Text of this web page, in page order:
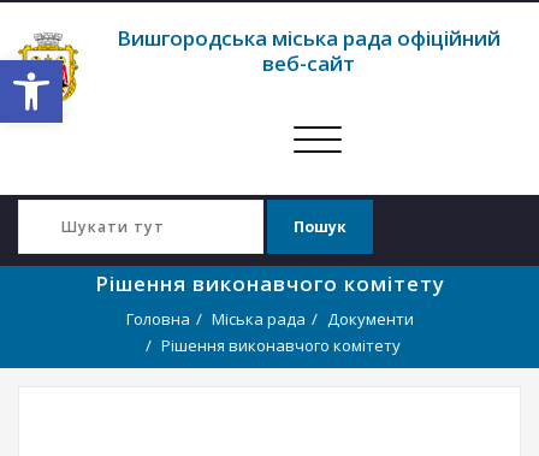
Відкрити Панель інструментів
Вишгородська міська рада офіційний
веб-сайт
Перемкнути
Рішення виконавчого комітету
Головна Міська рада
Документи
Рішення виконавчого комітету